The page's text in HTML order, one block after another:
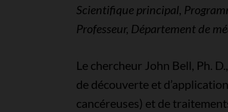
Scientifique principal,
Professeur, Département de
Le chercheur John Bell, Ph.
de découverte et
cancéreuses) et de